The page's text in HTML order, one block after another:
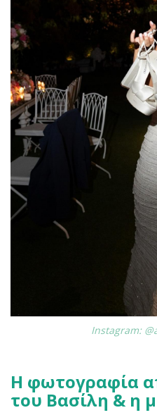
Instagram:
Η φωτογραφία
του Βασίλη & η